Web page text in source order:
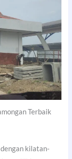
Terbaik
kilatan-